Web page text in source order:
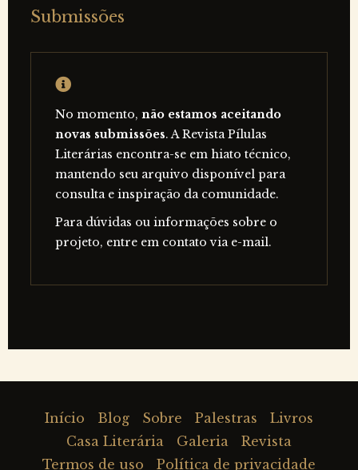
Submissões
No momento, não estamos aceitando
novas submissões. A Revista Pílulas
Literárias encontra-se em hiato técnico,
mantendo seu arquivo disponível para
consulta e inspiração da comunidade.
Para dúvidas ou informações sobre o
projeto, entre em contato via e-mail.
Início Blog Sobre Palestras
Livros
Casa Literária
Galeria
Revista
Termos de uso
Política de privacidade